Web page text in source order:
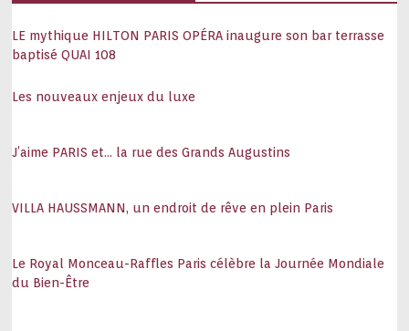
LE mythique HILTON PARIS OPÉRA inaugure son bar terrasse
baptisé QUAI 108
Les nouveaux enjeux du luxe
J’aime PARIS et… la rue des Grands Augustins
VILLA HAUSSMANN, un endroit de rêve en plein Paris
Le Royal Monceau-Raffles Paris célèbre la Journée Mondiale
du Bien-Être